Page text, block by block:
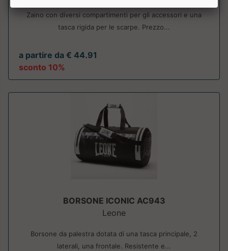
Zaino con diversi compartimenti per gli accessori e una
tasca rigida per le scarpe. Prezzo...
a partire da € 44.91
sconto 10%
BORSONE ICONIC AC943
Leone
Borsone da palestra dotata di una tasca principale, 2
laterali, una frontale. Resistente e...